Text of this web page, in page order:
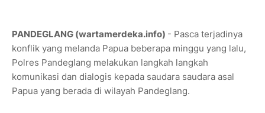
PANDEGLANG (wartamerdeka.info) - Pasca terjadinya
konflik yang melanda Papua beberapa minggu yang lalu,
Polres Pandeglang melakukan langkah langkah
komunikasi dan dialogis kepada saudara saudara asal
Papua yang berada di wilayah Pandeglang.